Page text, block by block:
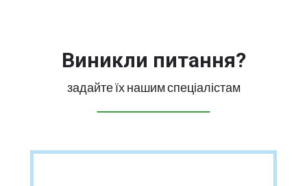
Виникли питання?
задайте їх нашим спеціалістам